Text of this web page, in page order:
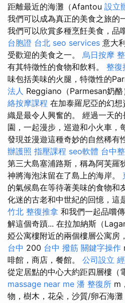
距離最近的海灘（Afantou 設立
我們可以成為真正的美食之旅的
我們可以欣賞多種烹飪美食，品
台胞證 台北 seo services 意大
受歡迎的美食之一。 烏日按摩
有其特徵性的食物和飲料。 整復
味包括美味的火腿，特徵性的
法人 Reggiano（Parmesan奶
絡按摩課程 在加泰羅尼亞的幻
織是最令人興奮的。 經過一天
園，一起漫步，巡遊和小火車，
發現並漫遊這種奇妙的自然稀有
辦護照 指壓課程 seo軟體 台中
第三大島塞浦路斯，稱為阿芙羅
神將海泡沫留在了島上的海岸。
的氣候島在等待著美味的食物和
化迷的古老和中世紀的回憶，這
竹北 整復推拿 和我們一起品嚐
解這個奇蹟... 在拉加納斯（
婭公寓樓附近的兩個樓層公寓房
台中 200 台中 撥筋 關鍵字操作
啡館，商店，餐館。 公司設立
從定居點的中心大約距四層樓（
massage near me 潘 整復所 m
物，樹木，花朵，沙質/卵石海